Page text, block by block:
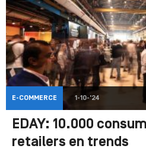
E-COMMERCE 1-10-'24
EDAY: 10.000
retailers en trends